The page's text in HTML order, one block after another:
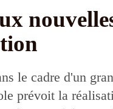
le cadre d'un
prévoit la